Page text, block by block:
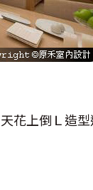
花上倒Ｌ造